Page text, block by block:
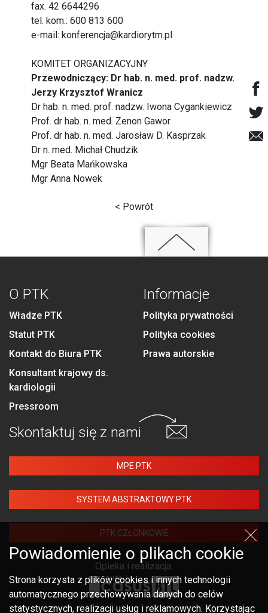
fax. 42 6644296
tel. kom.: 600 813 600
e-mail:konferencja@kardiorytm.pl
KOMITET ORGANIZACYJNY
Przewodniczący: Dr hab. n. med. prof. nadzw.
Jerzy Krzysztof Wranicz
Dr hab. n. med. prof. nadzw. Iwona Cygankiewicz
Prof. dr hab. n. med. Zenon Gawor
Prof. dr hab. n. med. Jarosław D. Kasprzak
Dr n. med. Michał Chudzik
Mgr Beata Mańkowska
Mgr Anna Nowek
< Powrót
O PTK
Władze PTK
Statut PTK
Kontakt do Biura PTK
Konsultant krajowy ds.
kardiologii
Pressroom
Informacje
Polityka prywatności
Polityka cookies
Prawa autorskie
Skontaktuj się z nami
MPE PTK
SYSTEM ABSTRAKTOWY PTK
PTK CZŁONKOWIE
Opieka i realizacja:
Powiadomienie o plikach cookie
Strona korzysta z plików cookies i innych technologii
automatycznego przechowywania danych do celów
statystycznych, realizacji usług i reklamowych. Korzystając